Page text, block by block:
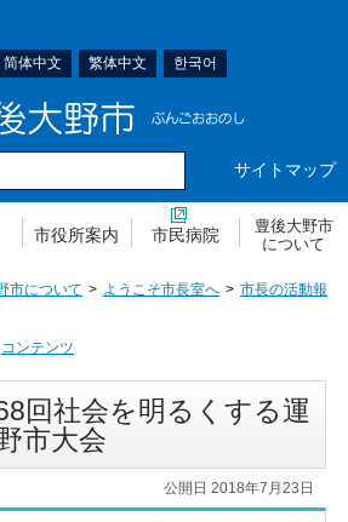
简体中文 繁体中文 한국어
サイトマップ
市役所案内 市民病院
豊後大野市
について
市について ようこそ市長室へ
市長の活動報
コンテンツ
回社会を明るくする運
市大会
公開日 2018年7月23日